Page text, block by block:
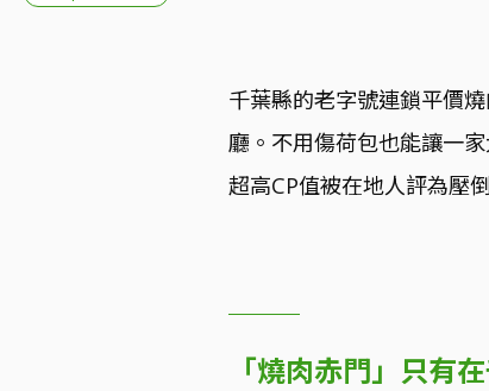
千葉縣的老字號連鎖平價
廳。不用傷荷包也能讓一
超高CP值被在地人評為壓
「燒肉赤門」只有